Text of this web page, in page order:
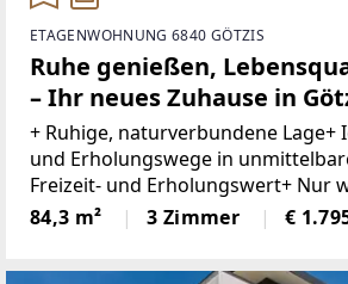
ETAGENWOHNUNG 6840 GÖTZIS
Ruhe genießen,
– Ihr neues Zuhause in
+ Ruhige, naturverbundene Lage+
und Erholungswege in
Freizeit- und Erholungswert+ Nur
zum Einkaufszentrum Am
lichtdurchflutete Räume+ Moderne
84,3 m² 3 Zimmer €